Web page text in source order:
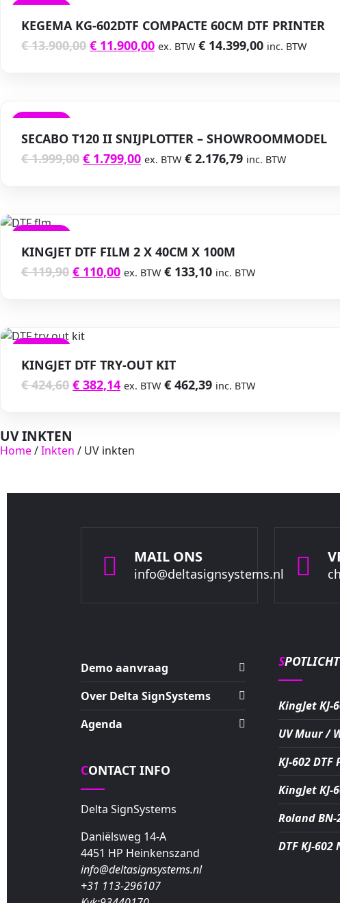
KEGEMA KG-602DTF COMPACTE 60CM DTF PRINTER
€13.900,00 € 11.900,00 ex. BTW € 14.399,00 inc. BTW
SECABO T120 II SNIJPLOTTER – SHOWROOMMODEL
€1.999,00 € 1.799,00 ex. BTW € 2.176,79 inc. BTW
KINGJET DTF FILM 2 X 40CM X 100M
€119,90 € 110,00 ex. BTW € 133,10 inc. BTW
KINGJET DTF TRY-OUT KIT
€424,60 € 382,14 ex. BTW € 462,39 inc. BTW
UV INKTEN
Home/Inkten / UV inkten
MAIL ONS
info@deltasignsystems.nl
Demo aanvraag
Over Delta SignSystems
Agenda
CONTACT INFO
Delta SignSystems
Daniëlsweg 14-A
4451 HP Heinkenszand
info@deltasignsystems.nl
+31 113-296107
SPOTLICHT
KingJet KJ-
UV Muur /
KJ-602
KingJet KJ-
Roland BN-
DTF KJ-602